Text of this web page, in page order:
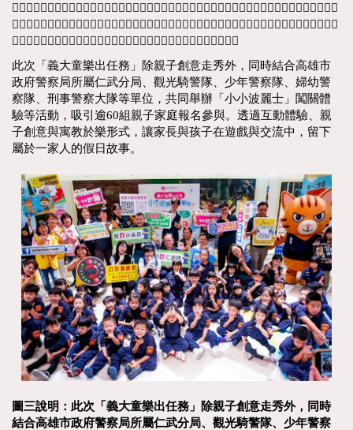
𦭳喬一家人本身是義大世界的常客，住左營巨蛋商圈的她，反而常到義大世界購物廣場逛街、帶著孩子到
義大遊樂世界遊玩。她表示，很喜歡園區寬敞舒服的環境，加上親子與寵物友善設施完善，對有小孩、養
寵物的家庭來說非常方便，成為一家人假日放鬆、陪伴彼此的固定去處。
此次「義大童樂出任務」除親子創意走秀外，同時結合高雄市
政府警察局所屬仁武分局、觀光騎警隊、少年警察隊、婦幼警
察隊、刑事警察大隊等單位，共同舉辦「小小波麗士」闖關體
驗等活動，吸引逾60組親子家庭報名參與。透過互動體驗、親
子創意與寓教於樂形式，讓家長與孩子在遊戲與交流中，留下
屬於一家人的假日故事。
圖三說明：此次「義大童樂出任務」除親子創意走秀外，同時
結合高雄市政府警察局所屬仁武分局、觀光騎警隊、少年警察